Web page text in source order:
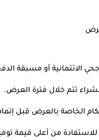
الائتمانية أو مسبقة
تتم خلال فترة العرض.
الخاصة بالعرض قبل
من أعلى قيمة